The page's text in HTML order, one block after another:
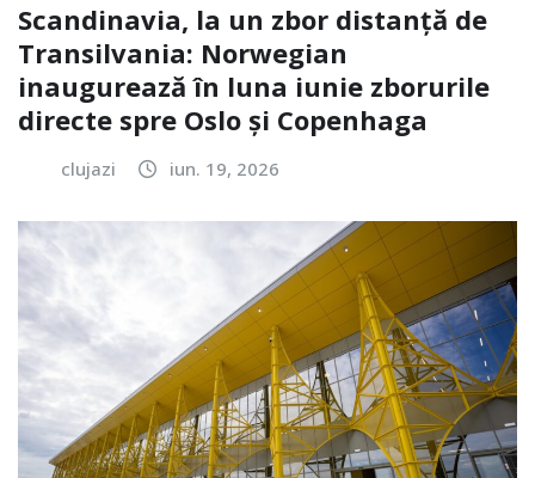
Scandinavia, la un zbor distanță de
Transilvania: Norwegian
inaugurează în luna iunie zborurile
directe spre Oslo și Copenhaga
clujazi iun. 19, 2026